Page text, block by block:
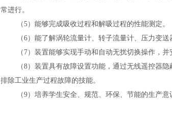
常进行。
（5）能够完成吸收过程和解吸过程的性能测定。
（6）能了解涡轮流量计、转子流量计、压力变
（7）装置能够实现手动和自动无扰切换操作，
（8）装置具有故障设置功能，通过无线遥控器
排除工业生产过程故障的技能。
（9）培养学生安全、规范、环保、节能的生产